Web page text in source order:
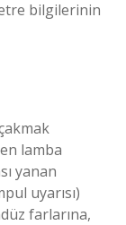
bilgilerinin
lamba
yanan
uyarısı)
farlarına,